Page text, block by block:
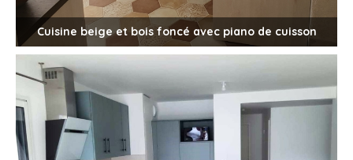
Cuisine beige et bois foncé avec piano de cuisson